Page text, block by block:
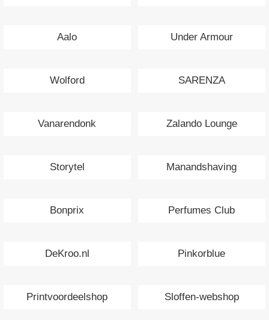
Aalo Under Armour
Wolford SARENZA
Vanarendonk Zalando Lounge
Storytel Manandshaving
Bonprix Perfumes Club
DeKroo.nl Pinkorblue
Printvoordeelshop Sloffen-webshop